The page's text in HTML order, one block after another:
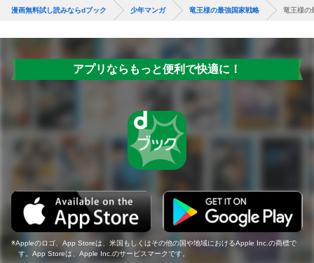
漫画無料試し読みならdブック 少年マンガ 竜王様の最強国家戦略 竜王様の
アプリならもっと便利で快適に！
Appleのロゴ、App Storeは、米国もしくはその他の国や地域におけるApple Inc.の商標で
す。App Storeは、Apple Inc.のサービスマークです。